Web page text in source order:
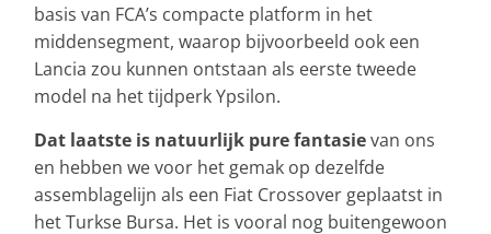
basis van FCA’s compacte platform in het
middensegment, waarop bijvoorbeeld ook een
Lancia zou kunnen ontstaan als eerste tweede
model na het tijdperk Ypsilon.
Dat laatste is natuurlijk pure fantasievan ons
en hebben we voor het gemak op dezelfde
assemblagelijn als een Fiat Crossover geplaatst in
het Turkse Bursa. Het is vooral nog buitengewoon